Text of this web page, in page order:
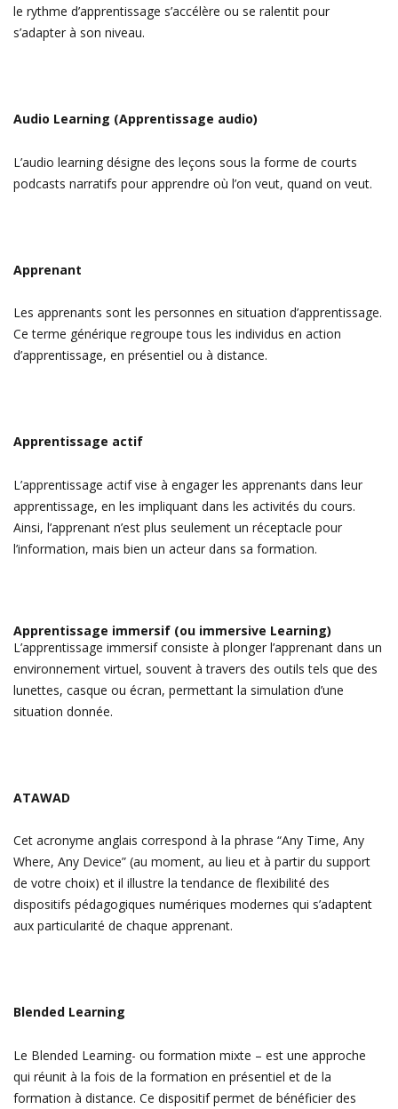
le rythme d’apprentissage s’accélère ou se ralentit pour
s’adapter à son niveau.
Audio Learning (Apprentissage audio)
L’audio learning désigne des leçons sous la forme de courts
podcasts narratifs pour apprendre où l’on veut, quand on veut.
Apprenant
Les apprenants sont les personnes en situation d’apprentissage.
Ce terme générique regroupe tous les individus en action
d’apprentissage, en présentiel ou à distance.
Apprentissage actif
L’apprentissage actif vise à engager les apprenants dans leur
apprentissage, en les impliquant dans les activités du cours.
Ainsi, l’apprenant n’est plus seulement un réceptacle pour
l’information, mais bien un acteur dans sa formation.
Apprentissage immersif (ou immersive Learning)
L’apprentissage immersif consiste à plonger l’apprenant dans un
environnement virtuel, souvent à travers des outils tels que des
lunettes, casque ou écran, permettant la simulation d’une
situation donnée.
ATAWAD
Cet acronyme anglais correspond à la phrase “Any Time, Any
Where, Any Device” (au moment, au lieu et à partir du support
de votre choix) et il illustre la tendance de flexibilité des
dispositifs pédagogiques numériques modernes qui s’adaptent
aux particularité de chaque apprenant.
Blended Learning
Le Blended Learning- ou formation mixte – est une approche
qui réunit à la fois de la formation en présentiel et de la
formation à distance. Ce dispositif permet de bénéficier des